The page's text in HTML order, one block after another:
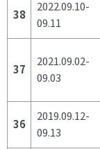
38
2022.09.10-
09.11
37
2021.09.02-
09.03
36
2019.09.12-
09.13